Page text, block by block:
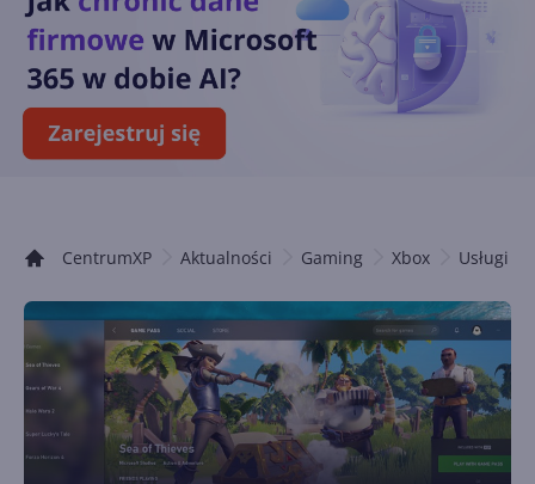
CentrumXP Aktualności Gaming Xbox Usługi